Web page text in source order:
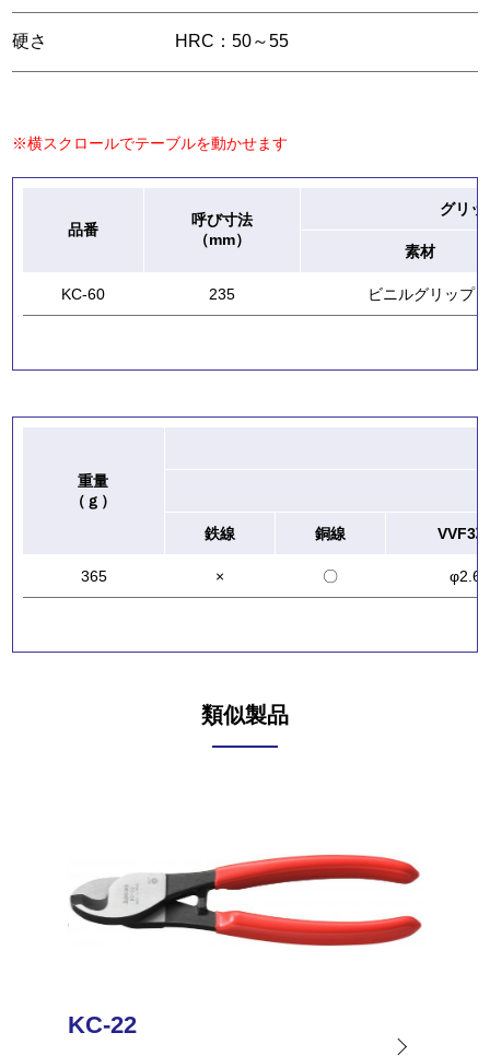
硬さ HRC：50～55
※横スクロールでテーブルを動かせます
品番
呼び寸法
（mm）
グリッ
素材
KC-60 235 ビニルグリップ
重量
（ｇ）
鉄線
銅線 VVF3
365 × 〇 φ2.6
類似製品
KC-22